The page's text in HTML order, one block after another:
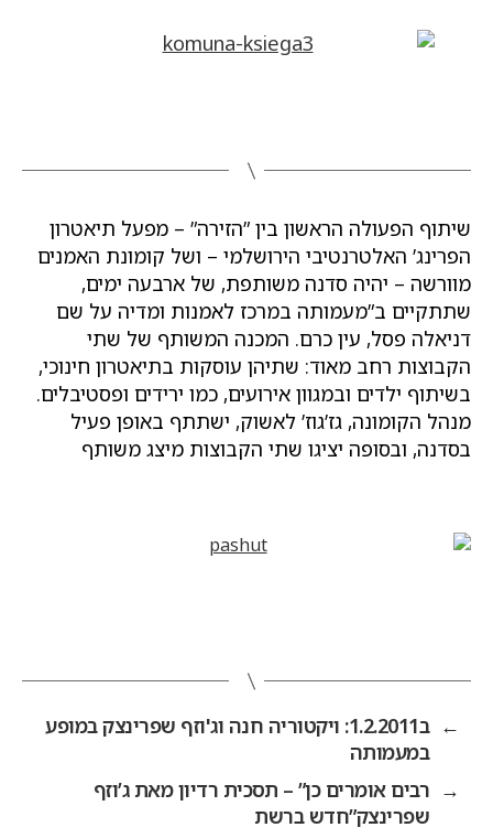
שיתוף הפעולה הראשון בין ”הזירה” – מפעל תיאטרון
הפרינג’ האלטרנטיבי הירושלמי – ושל קומונת האמנים
מוורשה – יהיה סדנה משותפת, של ארבעה ימים,
שתתקיים ב”מעמותה במרכז לאמנות ומדיה על שם
דניאלה פסל, עין כרם. המכנה המשותף של שתי
הקבוצות רחב מאוד: שתיהן עוסקות בתיאטרון חינוכי,
בשיתוף ילדים ובמגוון אירועים, כמו ירידים ופסטיבלים.
מנהל הקומונה, גז’גוז’ לאשוק, ישתתף באופן פעיל
בסדנה, ובסופה יציגו שתי הקבוצות מיצג משותף
←
ב1.2.2011: ויקטוריה חנה וג'וזף שפרינצק במופע
במעמותה
→ רבים אומרים כן” – תסכית רדיון מאת ג’וזף
שפרינצק”חדש ברשת